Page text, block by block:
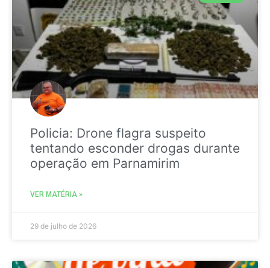
Policia: Drone flagra suspeito
tentando esconder drogas durante
operação em Parnamirim
VER MATÉRIA »
29 de julho de 2026